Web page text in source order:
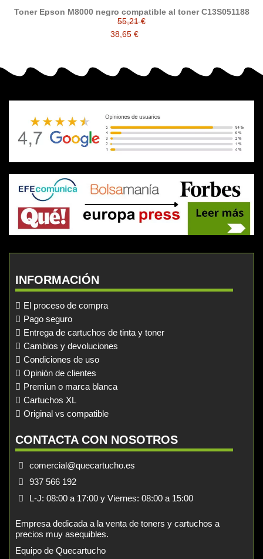
Toner Epson M8000 negro compatible al toner C13S051188
55,21 €
38,65 €
INFORMACIÓN
El proceso de compra
Pago seguro
Entrega de cartuchos de tinta y toner
Cambios y devoluciones
Condiciones de uso
Opinión de clientes
Premiun o marca blanca
Cartuchos XL
Original vs compatible
CONTACTA CON NOSOTROS
comercial@quecartucho.es
937 566 192
L-J: 08:00 a 17:00 y Viernes: 08:00 a 15:00
Empresa dedicada a la venta de toners y cartuchos a
precios muy asequibles.
Equipo de Quecartucho